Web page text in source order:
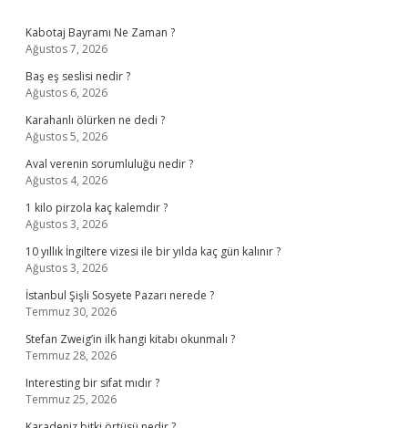
Kabotaj Bayramı Ne Zaman ?
Ağustos 7, 2026
Baş eş seslisi nedir ?
Ağustos 6, 2026
Karahanlı ölürken ne dedi ?
Ağustos 5, 2026
Aval verenin sorumluluğu nedir ?
Ağustos 4, 2026
1 kilo pirzola kaç kalemdir ?
Ağustos 3, 2026
10 yıllık İngiltere vizesi ile bir yılda kaç gün kalınır ?
Ağustos 3, 2026
İstanbul Şişli Sosyete Pazarı nerede ?
Temmuz 30, 2026
Stefan Zweig’in ilk hangi kitabı okunmalı ?
Temmuz 28, 2026
Interesting bir sıfat mıdır ?
Temmuz 25, 2026